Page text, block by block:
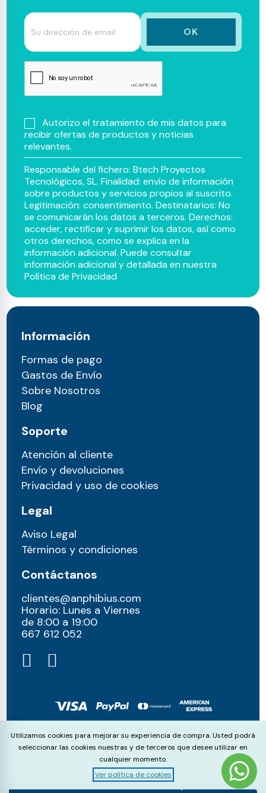
Autorizo el tratamiento de mis datos para
recibir ofertas de productos y noticias
relevantes.
Responsable del fichero: Btech Proyectos
Tecnológicos, SL. Finalidad: envío de información
sobre productos y servicios propios al suscrito.
Legitimación: consentimiento. Destinatarios: No
se comunicarán los datos a terceros. Derechos:
acceder, rectificar y suprimir los datos, así como
otros derechos, como se explica en la
información adicional. Puede consultar
información adicional y detallada en nuestra
Política de Privacidad
Información
Formas de pago
Gastos de Envío
Sobre Nosotros
Blog
Soporte
Atención al cliente
Envío y devoluciones
Privacidad y uso de cookies
Legal
Aviso Legal
Términos y condiciones
Contáctanos
clientes@anphibius.com
Horario: Lunes a Viernes
de 8:00 a 19:00
667 612 052​
© anphibius, 2026
Pago 100% seguros con:
Cookie Consent
Utilizamos cookies para mejorar su experiencia de compra. Usted podrá
seleccionar las cookies nuestras y de terceros que desee utilizar en
cualquier momento.
Ver política de cookies